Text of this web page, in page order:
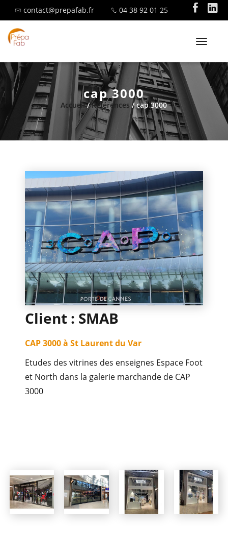
contact@prepafab.fr 04 38 92 01 25
SAVOIR-FAIRE
MENUISERIE ALUMINIUM
METALLERIE
OCCULTATION
RÉFÉRENCES
T
g
n
a
g
a
i
n
cap 3000
Accueil/Références / cap 3000
Client : SMAB
CAP 3000 à St Laurent du Var
Etudes des vitrines des enseignes Espace Foot
et North dans la galerie marchande de CAP
3000